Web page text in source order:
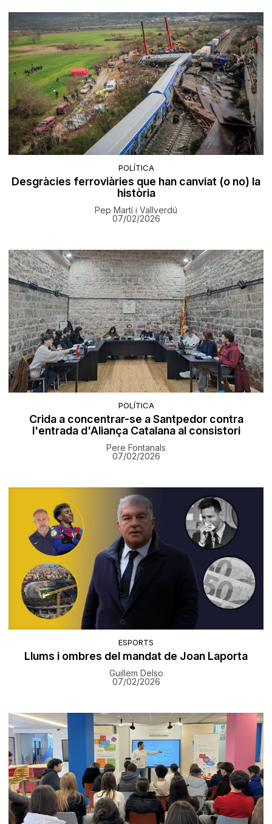
POLÍTICA
Desgràcies ferroviàries que han canviat (o no) la
història
Pep Martí i Vallverdú
07/02/2026
POLÍTICA
Crida a concentrar-se a Santpedor contra
l'entrada d'Aliança Catalana al consistori
Pere Fontanals
07/02/2026
ESPORTS
Llums i ombres del mandat de Joan Laporta
Guillem Delso
07/02/2026